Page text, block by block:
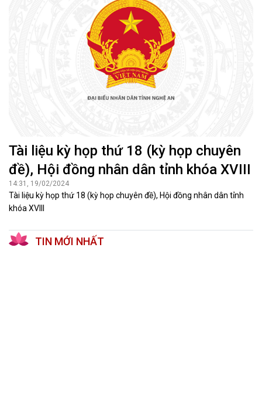
Tài liệu kỳ họp thứ 18 (kỳ họp chuyên
đề), Hội đồng nhân dân tỉnh khóa XVIII
14:31, 19/02/2024
Tài liệu kỳ họp thứ 18 (kỳ họp chuyên đề), Hội đồng nhân dân tỉnh
khóa XVIII
TIN MỚI NHẤT